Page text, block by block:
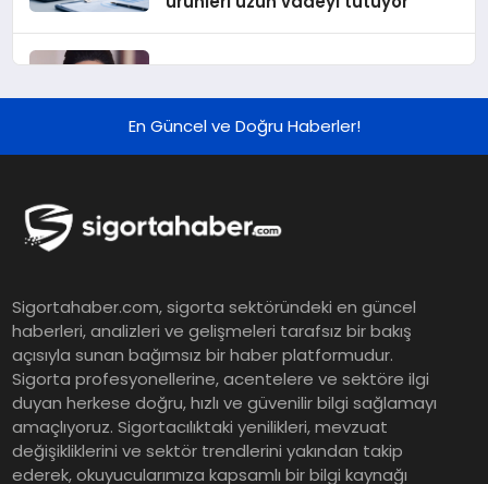
Sonuçları
Sonuçlarını Açıkladı
Araştırması: Yapay Zekâ Destekli
Tehditler ve Kurumsal
Dayanıklılık
Sigorta Mobil İzmir Bölge
Müdürlüğü Faaliyete Başladı
En Güncel ve Doğru Haberler!
Sigortahaber.com, sigorta sektöründeki en güncel
haberleri, analizleri ve gelişmeleri tarafsız bir bakış
açısıyla sunan bağımsız bir haber platformudur.
Sigorta profesyonellerine, acentelere ve sektöre ilgi
duyan herkese doğru, hızlı ve güvenilir bilgi sağlamayı
amaçlıyoruz. Sigortacılıktaki yenilikleri, mevzuat
değişikliklerini ve sektör trendlerini yakından takip
ederek, okuyucularımıza kapsamlı bir bilgi kaynağı